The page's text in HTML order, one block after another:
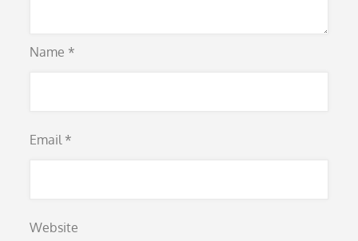
Name *
Email *
Website